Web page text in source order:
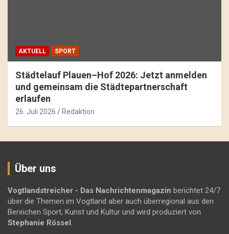
AKTUELL SPORT
Städtelauf Plauen–Hof 2026: Jetzt anmelden
und gemeinsam die Städtepartnerschaft
erlaufen
26. Juli 2026 Redaktion
Über uns
Vogtlandstreicher - Das Nachrichtenmagazin berichtet 24/7
über die Themen im Vogtland aber auch überregional aus den
Bereichen Sport, Kunst und Kultur und wird produziert von
Stephanie Rössel .